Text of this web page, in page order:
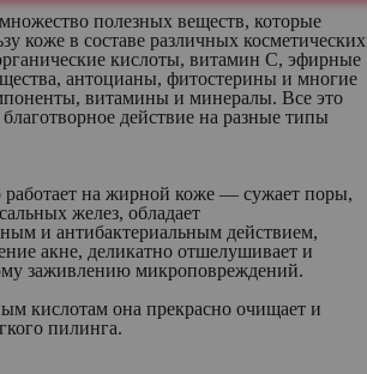
полезных веществ, которые
коже в составе различных косметических
кислоты, витамин С, эфирные
антоцианы, фитостерины и многие
витамины и минералы. Все это
благотворное действие на разные типы
работает на жирной коже — сужает поры,
желез, обладает
и антибактериальным действием,
акне, деликатно отшелушивает и
заживлению микроповреждений.
кислотам она прекрасно очищает и
пилинга.